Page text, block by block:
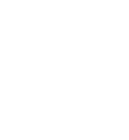
瓦莱瑞
卡梅隆·
蔻碧·
马修·
艾略特